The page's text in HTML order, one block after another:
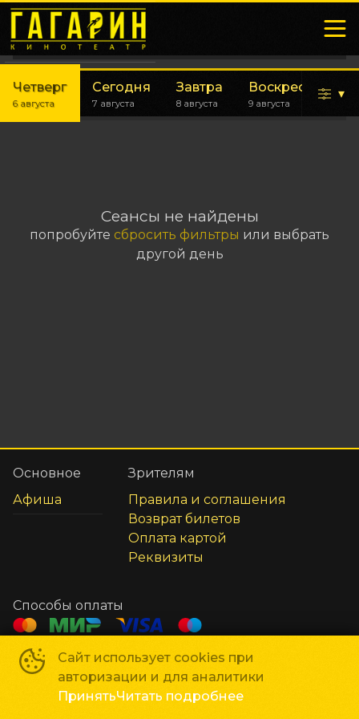
Четверг
6 августа
Сегодня
7 августа
Завтра
8 августа
Воскресенье
9 августа
▾
Сеансы не найдены
попробуйте сбросить фильтры или выбрать
другой день
Сайт использует cookies при
авторизации и для аналитики
ПринятьЧитать подробнее
Основное
Афиша
Зрителям
Правила и соглашения
Возврат билетов
Оплата картой
Реквизиты
Способы оплаты
Сеть кинотеатров «Галактика»©2018-
Powered byp24.app